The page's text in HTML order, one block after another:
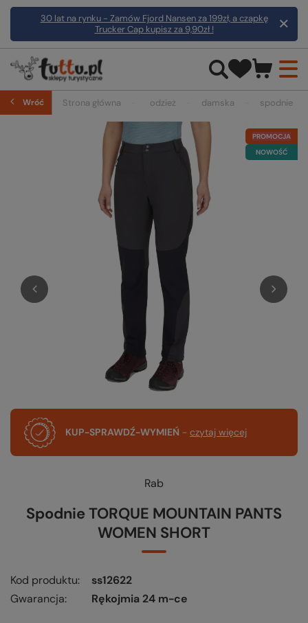
30 lat na rynku - Zamów Fjord Nansen za 199zł, a czapkę
Trucker Cap kupisz za 9,90zł !
Wróć Strona główna odzież damska spodnie
PROMOCJA
NOWOŚĆ
KUP-SPRAWDŹ-WYMIEŃ - czytaj więcej
Rab
Spodnie TORQUE MOUNTAIN PANTS
WOMEN SHORT
Kod produktu
ss12622
Gwarancja
Rękojmia 24 m-ce